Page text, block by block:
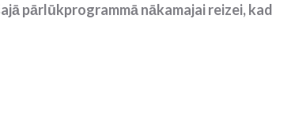
pārlūkprogrammā nākamajai reizei, kad